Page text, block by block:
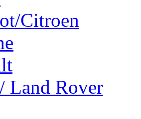
Citroen
Land Rover